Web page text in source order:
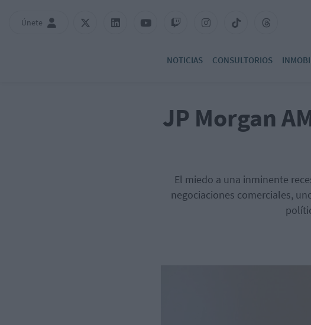
Únete
NOTICIAS CONSULTORIOS
JP Morgan
El miedo a una inminente
negociaciones comerciales,